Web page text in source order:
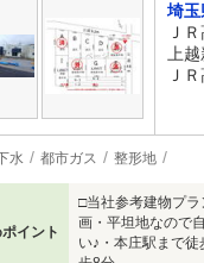
埼玉
Ｊ
上
Ｊ
水 都市ガス 整形地
イント
□当社参考建物プ
画・平坦地なので
い♪・本庄駅まで